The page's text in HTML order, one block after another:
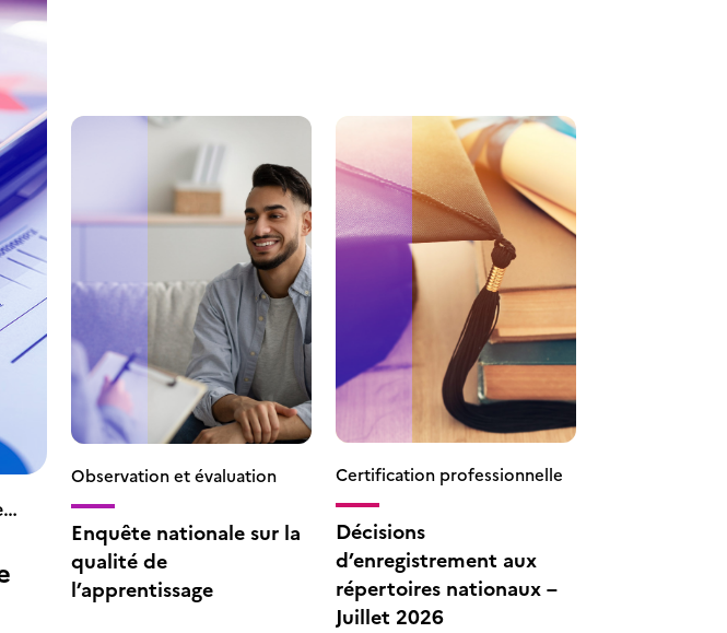
Observation et évaluation
Enquête nationale sur la
qualité de
l’apprentissage
Certification professionnelle
Décisions
d’enregistrement aux
répertoires nationaux –
Juillet 2026